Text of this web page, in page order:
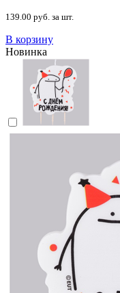
139.00 руб. за шт.
В корзину
Новинка